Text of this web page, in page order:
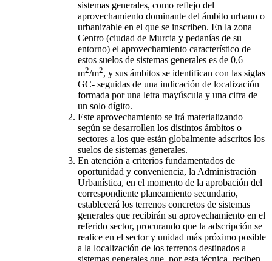
sistemas generales, como reflejo del
aprovechamiento dominante del ámbito urbano o
urbanizable en el que se inscriben. En la zona
Centro (ciudad de Murcia y pedanías de su
entorno) el aprovechamiento característico de
estos suelos de sistemas generales es de 0,6
m2/m2, y sus ámbitos se identifican con las siglas
GC- seguidas de una indicación de localización
formada por una letra mayúscula y una cifra de
un solo dígito.
Este aprovechamiento se irá materializando
según se desarrollen los distintos ámbitos o
sectores a los que están globalmente adscritos los
suelos de sistemas generales.
En atención a criterios fundamentados de
oportunidad y conveniencia, la Administración
Urbanística, en el momento de la aprobación del
correspondiente planeamiento secundario,
establecerá los terrenos concretos de sistemas
generales que recibirán su aprovechamiento en el
referido sector, procurando que la adscripción se
realice en el sector y unidad más próximo posible
a la localización de los terrenos destinados a